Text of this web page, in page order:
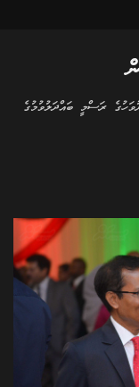
53 ވަނަ މިނިވަންދުވަހުގެ ރަސްމީ ބައްދަލުވުމުގެ